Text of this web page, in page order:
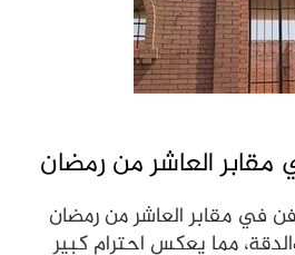
مقابر العاشر من رمضان
في مقابر العاشر من رمضان
مما يعكس احترام كبير